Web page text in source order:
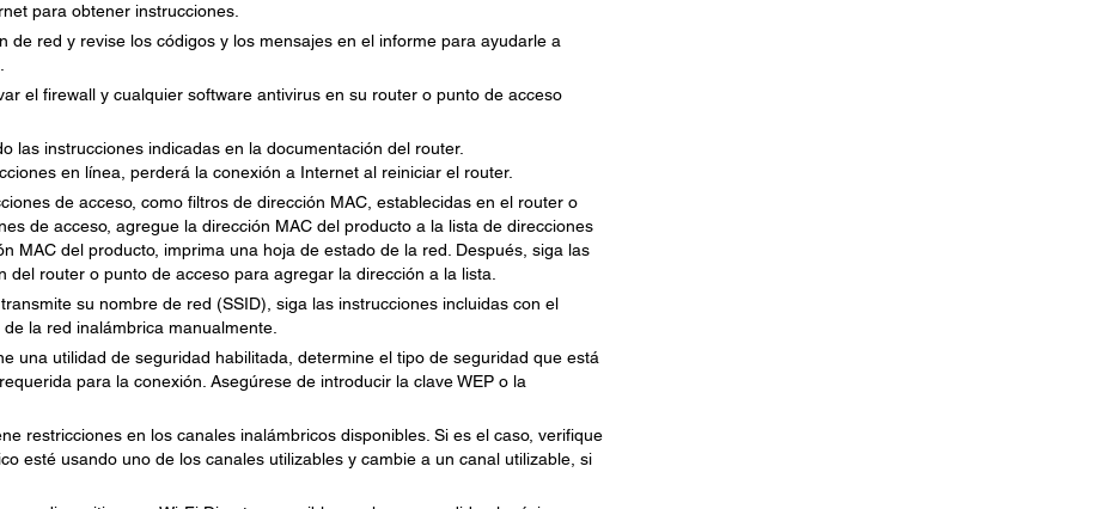
para obtener instrucciones.
de red y revise los códigos y los mensajes en el informe para ayudarle a
el firewall y cualquier software antivirus en su router o punto de acceso
las instrucciones indicadas en la documentación del router.
en línea, perderá la conexión a Internet al reiniciar el router.
de acceso, como filtros de dirección MAC, establecidas en el router o
de acceso, agregue la dirección MAC del producto a la lista de direcciones
MAC del producto, imprima una hoja de estado de la red. Después, siga las
del router o punto de acceso para agregar la dirección a la lista.
su nombre de red (SSID), siga las instrucciones incluidas con el
la red inalámbrica manualmente.
una utilidad de seguridad habilitada, determine el tipo de seguridad que está
para la conexión. Asegúrese de introducir la clave WEP o la
restricciones en los canales inalámbricos disponibles. Si es el caso, verifique
esté usando uno de los canales utilizables y cambie a un canal utilizable, si